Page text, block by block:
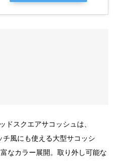
ドスクエアサコッシュは、
風にも使える大型サコッシ
なカラー展開。取り外し可能な